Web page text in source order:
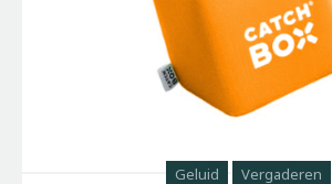
Geluid Vergaderen